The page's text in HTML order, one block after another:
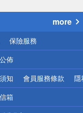
more
保險服務
佈
知 會員服務條款 隱
箱